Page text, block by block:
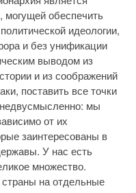
могущей обеспечить
идеологии,
и без унификации
выводом из
и из соображений
поставить все точки
мы
от их
заинтересованы в
У нас есть
множество.
на отдельные